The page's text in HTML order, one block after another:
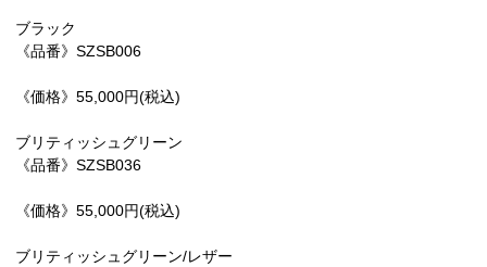
ブラック
《品番》SZSB006
《価格》55,000円(税込)
ブリティッシュグリーン
《品番》SZSB036
《価格》55,000円(税込)
ブリティッシュグリーン/レザー